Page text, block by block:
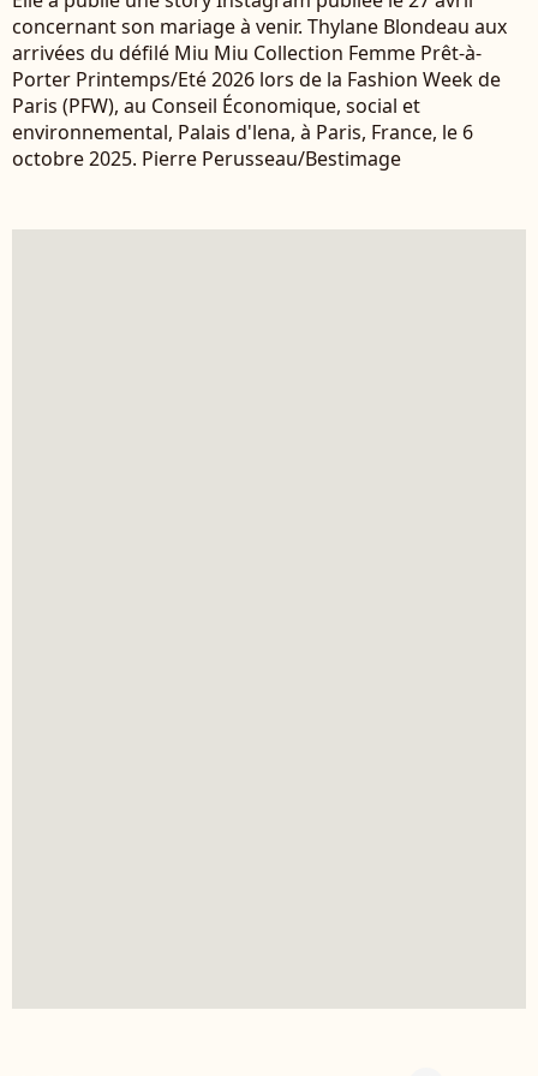
concernant son mariage à venir. Thylane Blondeau aux
arrivées du défilé Miu Miu Collection Femme Prêt-à-
Porter Printemps/Eté 2026 lors de la Fashion Week de
Paris (PFW), au Conseil Économique, social et
environnemental, Palais d'lena, à Paris, France, le 6
octobre 2025. Pierre Perusseau/Bestimage